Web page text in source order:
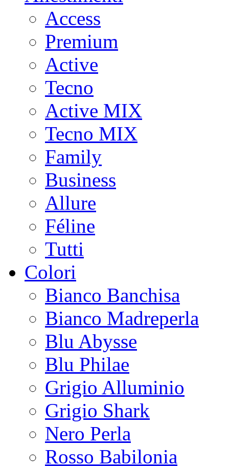
Access
Premium
Active
Tecno
Active MIX
Tecno MIX
Family
Business
Allure
Féline
Tutti
Colori
Bianco Banchisa
Bianco Madreperla
Blu Abysse
Blu Philae
Grigio Alluminio
Grigio Shark
Nero Perla
Rosso Babilonia